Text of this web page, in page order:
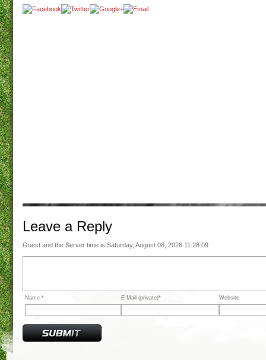
Leave a Reply
Guest and the Server time is Saturday, August 08, 2026 11:28:09
Name * E-Mail (private)* Website